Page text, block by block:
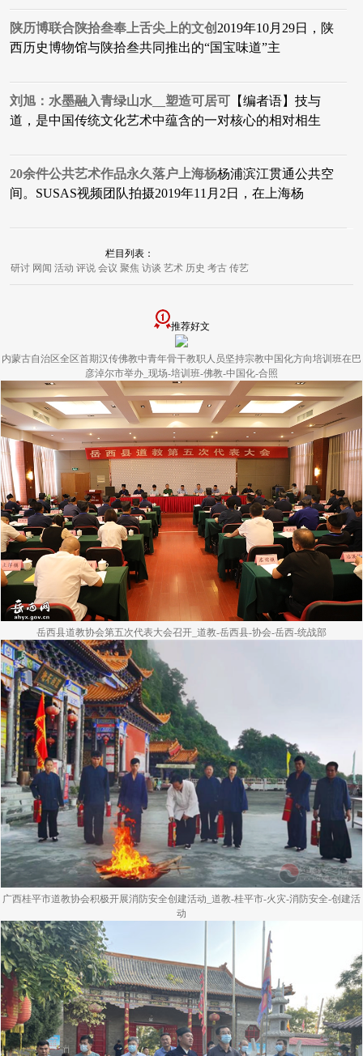
陕历博联合陕拾叁奉上舌尖上的文创 2019年10月29日，陕
西历史博物馆与陕拾叁共同推出的“国宝味道”主
刘旭：水墨融入青绿山水__塑造可居可 【编者语】技与
道，是中国传统文化艺术中蕴含的一对核心的相对相生
20余件公共艺术作品永久落户上海杨杨浦滨江贯通公共空
间。SUSAS视频团队拍摄2019年11月2日，在上海杨
栏目列表：
研讨 网闻 活动 评说 会议 聚焦 访谈 艺术 历史 考古 传艺
推荐好文
内蒙古自治区全区首期汉传佛教中青年骨干教职人员坚持宗教中国化方向培训班在巴
彦淖尔市举办_现场-培训班-佛教-中国化-合照
岳西县道教协会第五次代表大会召开_道教-岳西县-协会-岳西-统战部
广西桂平市道教协会积极开展消防安全创建活动_道教-桂平市-火灾-消防安全-创建活
动